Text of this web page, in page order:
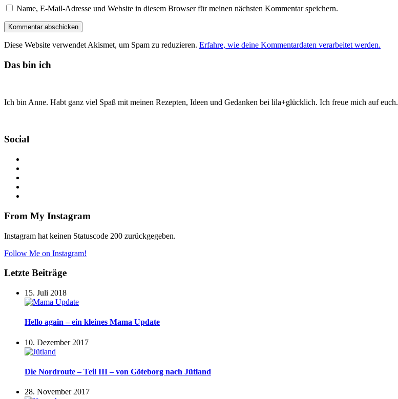
Name, E-Mail-Adresse und Website in diesem Browser für meinen nächsten Kommentar speichern.
Diese Website verwendet Akismet, um Spam zu reduzieren. Erfahre, wie deine Kommentardaten verarbeitet werden.
Das bin ich
Ich bin Anne. Habt ganz viel Spaß mit meinen Rezepten, Ideen und Gedanken bei lila+glücklich. Ich freue mich auf euch.
Social
From My Instagram
Instagram hat keinen Statuscode 200 zurückgegeben.
Follow Me on Instagram!
Letzte Beiträge
15. Juli 2018
Hello again – ein kleines Mama Update
10. Dezember 2017
Die Nordroute – Teil III – von Göteborg nach Jütland
28. November 2017